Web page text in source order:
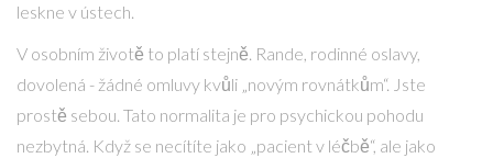
leskne v ústech.
V osobním životě to platí stejně. Rande, rodinné oslavy,
dovolená - žádné omluvy kvůli „novým rovnátkům“. Jste
prostě sebou. Tato normalita je pro psychickou pohodu
nezbytná. Když se necítíte jako „pacient v léčbě“, ale jako